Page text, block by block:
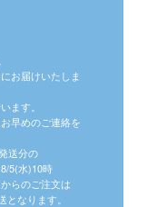
お届けいたしま
。
のご連絡を
送分の
)10時
注文は
ます。